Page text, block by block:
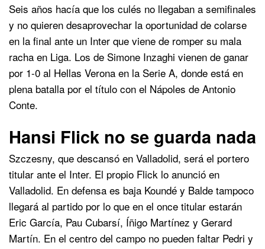
Seis años hacía que los culés no llegaban a semifinales
y no quieren desaprovechar la oportunidad de colarse
en la final ante un Inter que viene de romper su mala
racha en Liga. Los de Simone Inzaghi vienen de ganar
por 1-0 al Hellas Verona en la Serie A, donde está en
plena batalla por el título con el Nápoles de Antonio
Conte.
Hansi Flick no se guarda nada
Szczesny, que descansó en Valladolid, será el portero
titular ante el Inter. El propio Flick lo anunció en
Valladolid. En defensa es baja Koundé y Balde tampoco
llegará al partido por lo que en el once titular estarán
Eric García, Pau Cubarsí, Íñigo Martínez y Gerard
Martín. En el centro del campo no pueden faltar Pedri y